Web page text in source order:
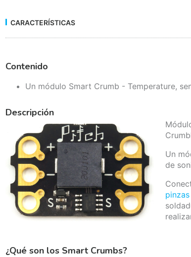
CARACTERÍSTICAS
Contenido
Un módulo Smart Crumb - Temperature,
Descripción
Un
de
¿Qué son los Smart Crumbs?